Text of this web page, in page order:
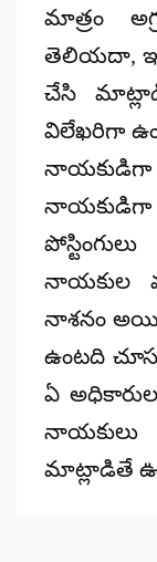
మాత్రం
తెలియదా,
చేసి
విలేఖరిగా
నాయకుడిగా
నాయకుల
నాశనం
ఉంటది
ఏ
నాయకులు
మాట్లాడితే